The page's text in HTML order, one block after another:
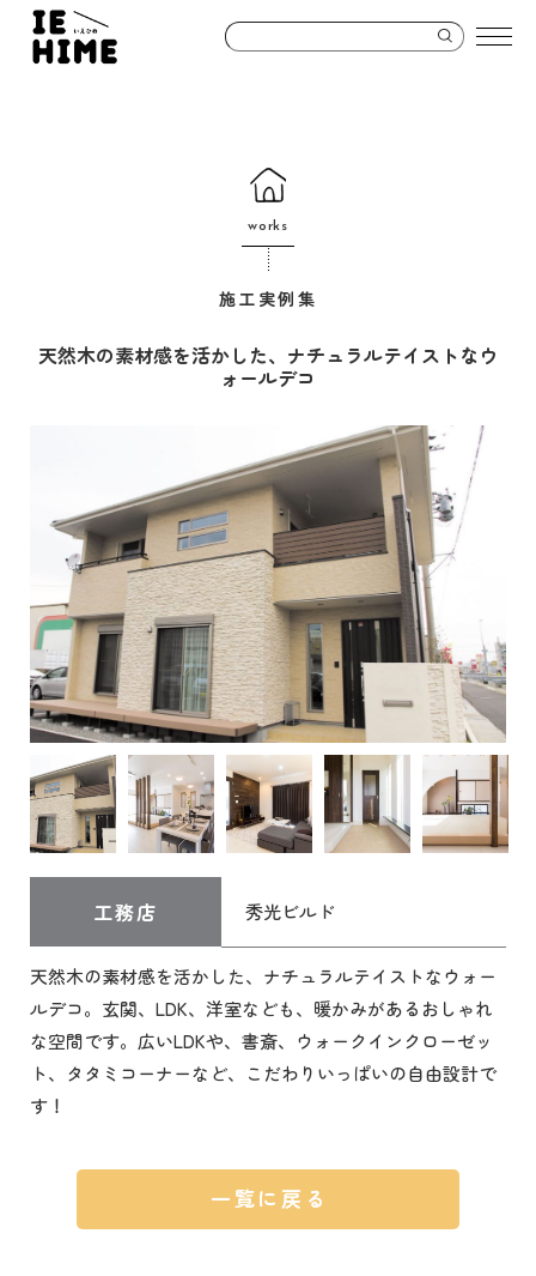
works
施工実例集
天然木の素材感を活かした、ナチュラルテイストなウ
ォールデコ
工務店 秀光ビルド
天然木の素材感を活かした、ナチュラルテイストなウォー
ルデコ。玄関、LDK、洋室なども、暖かみがあるおしゃれ
な空間です。広いLDKや、書斎、ウォークインクローゼッ
ト、タタミコーナーなど、こだわりいっぱいの自由設計で
す！
一覧に戻る